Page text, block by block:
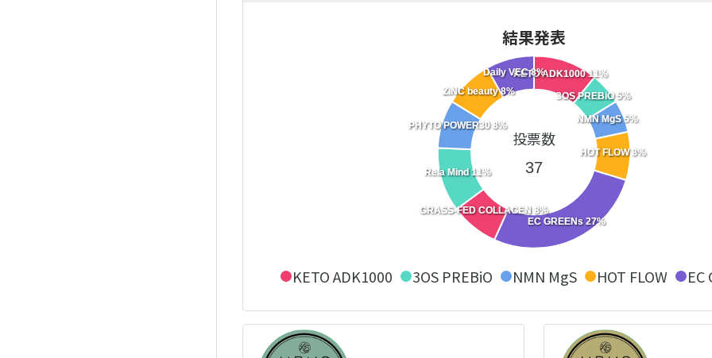
結果発表
KETO ADK1000 11%
3OS PREBiO 5%
NMN MgS 5%
HOT FLOW 8%
EC GREENs 27%
GRASS-FED COLLAGEN 8%
Rela Mind 11%
PHYTO POWER30 8%
ZiNC beauty 8%
Daily VEC 8%
投票数
37
KETO ADK1000 3OS PREBiO NMN MgS HOT FLOW EC